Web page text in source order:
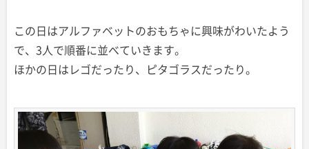
この日はアルファベットのおもちゃに興味がわいたよう
で、3人で順番に並べていきます。
ほかの日はレゴだったり、ピタゴラスだったり。